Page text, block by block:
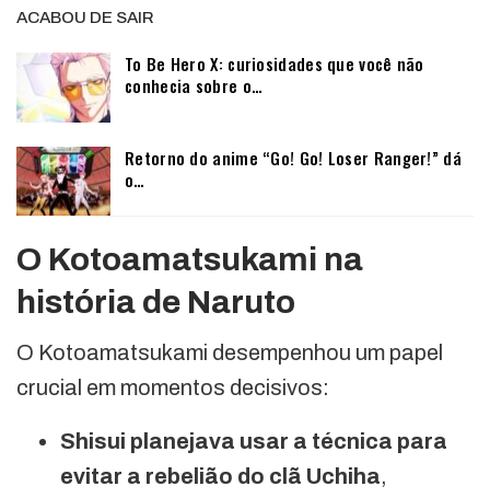
ACABOU DE SAIR
To Be Hero X: curiosidades que você não
conhecia sobre o…
Retorno do anime “Go! Go! Loser Ranger!” dá
o…
O Kotoamatsukami na
história de Naruto
O Kotoamatsukami desempenhou um papel
crucial em momentos decisivos:
Shisui planejava usar a técnica para
evitar a rebelião do clã Uchiha,